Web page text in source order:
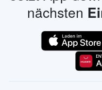
nächsten